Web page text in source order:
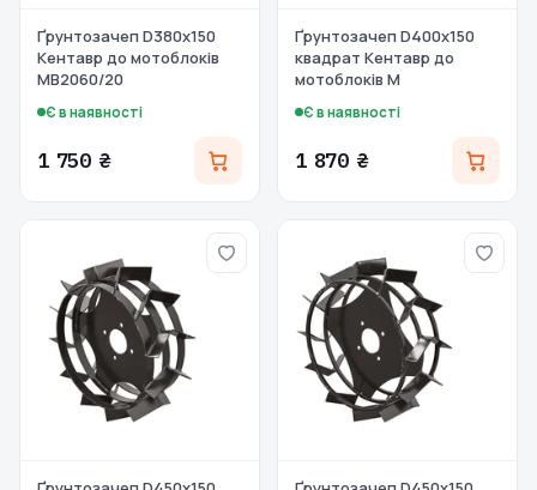
Ґрунтозачеп D380x150
Кентавр до мотоблоків
МВ2060/20
Є в наявності
1 750 ₴
Ґрунтозачеп D400x150
квадрат Кентавр до
мотоблоків М
Є в наявності
1 870 ₴